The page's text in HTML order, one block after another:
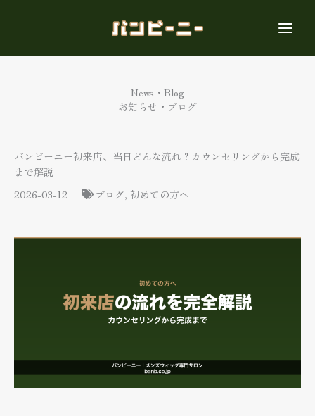
ス
News・Blog
お知らせ・ブログ
バンビーニー初来店、当日どんな流れ？カウンセリングから完成
まで解説
2026-03-12
ブログ, 初めての方へ